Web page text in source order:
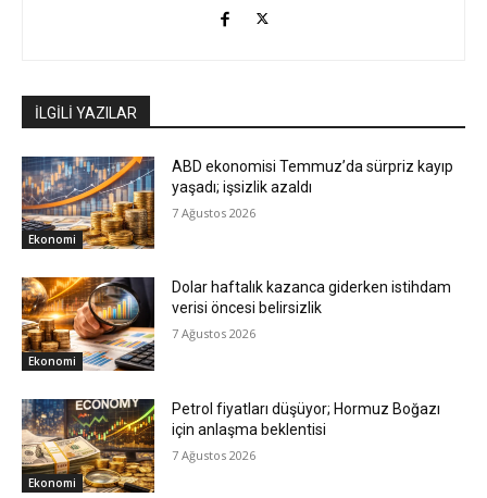
İLGİLİ YAZILAR
Ekonomi
ABD ekonomisi Temmuz’da sürpriz kayıp
yaşadı; işsizlik azaldı
7 Ağustos 2026
Ekonomi
Dolar haftalık kazanca giderken istihdam
verisi öncesi belirsizlik
7 Ağustos 2026
Ekonomi
Petrol fiyatları düşüyor; Hormuz Boğazı
için anlaşma beklentisi
7 Ağustos 2026